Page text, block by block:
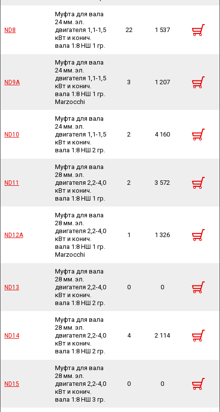
ND8
Муфта для вала
24 мм. эл.
двигателя 1,1-1,5
кВт и конич.
вала 1:8 НШ 1 гр.
22 1 537
ND9A
Муфта для вала
24 мм. эл.
двигателя 1,1-1,5
кВт и конич.
вала 1:8 НШ 1 гр.
Marzocchi
3 1 207
ND10
Муфта для вала
24 мм. эл.
двигателя 1,1-1,5
кВт и конич.
вала 1:8 НШ 2 гр.
2 4 160
ND11
Муфта для вала
28 мм. эл.
двигателя 2,2-4,0
кВт и конич.
вала 1:8 НШ 1 гр.
2 3 572
ND12A
Муфта для вала
28 мм. эл.
двигателя 2,2-4,0
кВт и конич.
вала 1:8 НШ 1 гр.
Marzocchi
1 1 326
ND13
Муфта для вала
28 мм. эл.
двигателя 2,2-4,0
кВт и конич.
вала 1:8 НШ 2 гр.
0 0
ND14
Муфта для вала
28 мм. эл.
двигателя 2,2-4,0
кВт и конич.
вала 1:8 НШ 2 гр.
4 2 114
ND15
Муфта для вала
28 мм. эл.
двигателя 2,2-4,0
кВт и конич.
вала 1:8 НШ 3 гр.
0 0
ND8
ND9A
ND10
ND11
ND12A
ND13
ND14
ND15